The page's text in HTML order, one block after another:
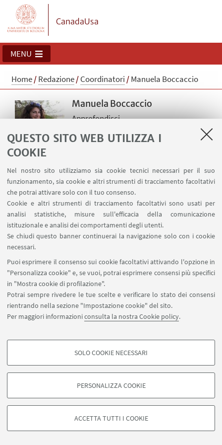
QUESTO SITO WEB UTILIZZA I
COOKIE
Nel nostro sito utilizziamo sia cookie tecnici necessari per il suo
funzionamento, sia cookie e altri strumenti di tracciamento facoltativi
che potrai attivare solo con il tuo consenso.
Cookie e altri strumenti di tracciamento facoltativi sono usati per
analisi statistiche, misure sull'efficacia della comunicazione
istituzionale e analisi dei comportamenti degli utenti.
Se chiudi questo banner continuerai la navigazione solo con i cookie
necessari.
Puoi esprimere il consenso sui cookie facoltativi attivando l'opzione in
"Personalizza cookie" e, se vuoi, potrai esprimere consensi più specifici
in "Mostra cookie di profilazione".
Potrai sempre rivedere le tue scelte e verificare lo stato dei consensi
rientrando nella sezione "Impostazione cookie" del sito.
Per maggiori informazioniconsulta la nostra Cookie policy.
COOKIE DI PROFILAZIONE - FACOLTATIVI
degli utenti, creare profili in base al loro comportamento sul sito, per analisi
di marketing.
Google/Youtube Video
SOLO COOKIE NECESSARI
PERSONALIZZA COOKIE
ACCETTA TUTTI I COOKIE
CanadaUsa
MENU
Home/Redazione/Coordinatori /Manuela Boccaccio
Manuela Boccaccio
Approfondisci
Nata nella provincia di Como, di origini
posteriore di una Mercedes, sempre in
viaggio con la famiglia. Sono una
lettrice compulsiva, la letteratura
statunitense, in particolare, mi ha
conquistata ancor prima di aver
imparato a distinguere le lettere. Il
contatto con le altre culture mi ha
altri e di preferire il confronto allo
scontro. Ogni pomeriggio, mi infilo le
scarpe ai piedi e mi trasformo in
un’energica runner e, con occhi
sognanti, vago senza meta alla
conquista di libertà. Sono una
laureata prima in Lingue, Culture,
Letterature e Traduzione all’università
di Roma, La Sapienza, e subito dopo in
Mediazione Linguistica e Interculturale.
Non avendo ancora colmato la vorace
fame di conoscenza,
momentaneamente sto studiando
Scienze Politiche e Relazioni
Internazionali. Sempre alla ricerca di
Seguici su:
©Copyright 2026 - ALMA MATER STUDIORUM - Università di
Privacy- Note legali-Impostazioni Cookie